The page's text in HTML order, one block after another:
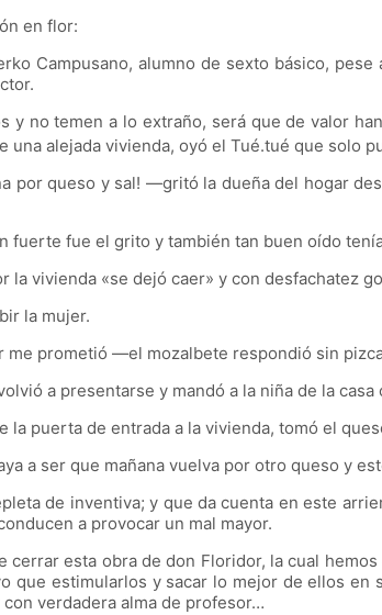
en flor:
Campusano, alumno de sexto básico,
y no temen a lo extraño, será que de valor
una alejada vivienda, oyó el Tué.tué que solo
por queso y sal! —gritó la dueña del hogar
fuerte fue el grito y también tan buen oído
la vivienda «se dejó caer» y con desfachatez
la mujer.
prometió —el mozalbete respondió sin
a presentarse y mandó a la niña de la casa
la puerta de entrada a la vivienda, tomó el
a ser que mañana vuelva por otro queso y
de inventiva; y que da cuenta en este
a provocar un mal mayor.
cerrar esta obra de don Floridor, la cual
que estimularlos y sacar lo mejor de ellos
verdadera alma de profesor…